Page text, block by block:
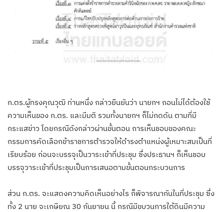
ก.ตร.ผู้ทรงคุณวุฒิ ท่านหนึ่ง กล่าวยืนยันว่า นายกฯ ถอนไม่ได้ต้องใช้
ความเห็นของ ก.ตร. และมีมติ รวมทั้งนายกฯ ก็ไม่กดดัน ตามที่มี
กระแสข่าว โดยกรณีดังกล่าวผ่านขั้นตอน การเห็นชอบของคณะ
กรรมการคัดเลือกข้าราชการตำรวจให้ดำรงตำแหน่งผู้เหมาะสมเป็นที่
เรียบร้อย ก่อนจะบรรจุเป็นวาระเข้าที่ประชุม ซึ่งประธานฯ ก็เห็นชอบ
บรรจุวาระเข้าที่ประชุมเป็นการเสนอตามขั้นตอนกระบวนการ
ส่วน ก.ตร. จะแสดงความคิดเห็นอย่างไร ก็พิจารณากันในที่ประชุม ซึ่ง
ทั้ง 2 นาย จะเกษียณ 30 กันยายน นี้ กรณีมีขบวนการใต้ดินมีความ